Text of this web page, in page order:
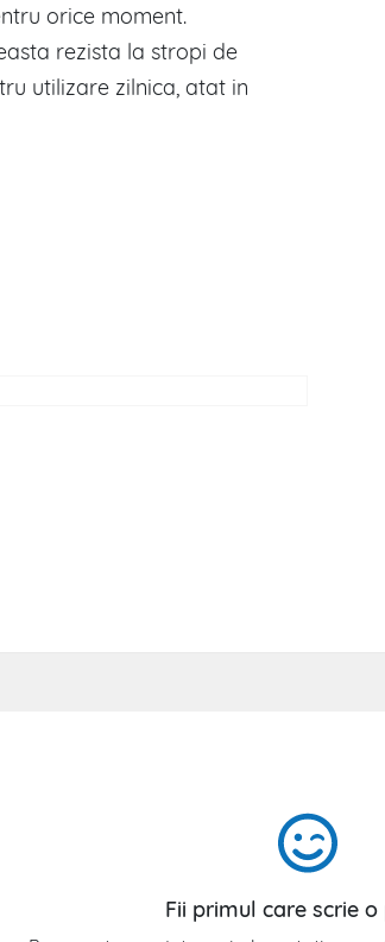
orice moment.
rezista la stropi de
utilizare zilnica, atat in
Fii primul care scrie